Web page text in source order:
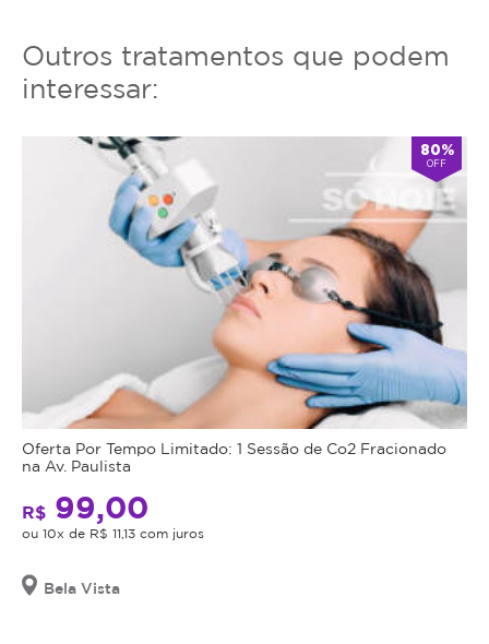
Outros tratamentos que podem
interessar:
80%
OFF
Oferta Por Tempo Limitado: 1 Sessão de Co2 Fracionado
na Av. Paulista
R$ 99,00
ou 10x de R$ 11,13 com juros
Bela Vista